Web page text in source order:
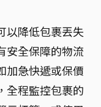
以降低包裹丟失
安全保障的物流
加急快遞或保價
全程監控包裹的